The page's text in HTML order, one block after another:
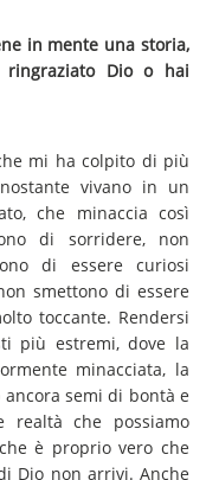
in mente una storia,
Dio o hai
mi ha colpito di più
vivano in un
che minaccia così
di sorridere, non
di essere curiosi
smettono di essere
toccante. Rendersi
più estremi, dove la
minacciata, la
semi di bontà e
realtà che possiamo
è proprio vero che
Dio non arrivi. Anche